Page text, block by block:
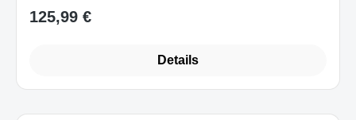
Regulärer Preis:
125,99 €
Details